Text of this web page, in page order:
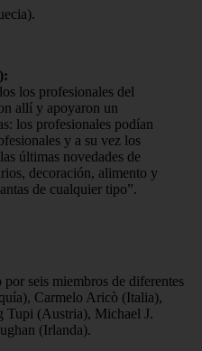
los profesionales del
allí y apoyaron un
los profesionales podían
y a su vez los
últimas novedades de
decoración, alimento y
de cualquier tipo”.
seis miembros de diferentes
Carmelo Aricò (Italia),
Tupi (Austria), Michael J.
(Irlanda).